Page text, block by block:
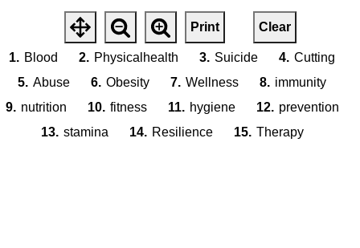
Print Clear
1. Blood 2. Physicalhealth 3. Suicide 4. Cutting
5. Abuse 6. Obesity 7. Wellness 8. immunity
9. nutrition 10. fitness 11. hygiene 12. prevention
13. stamina 14. Resilience 15. Therapy